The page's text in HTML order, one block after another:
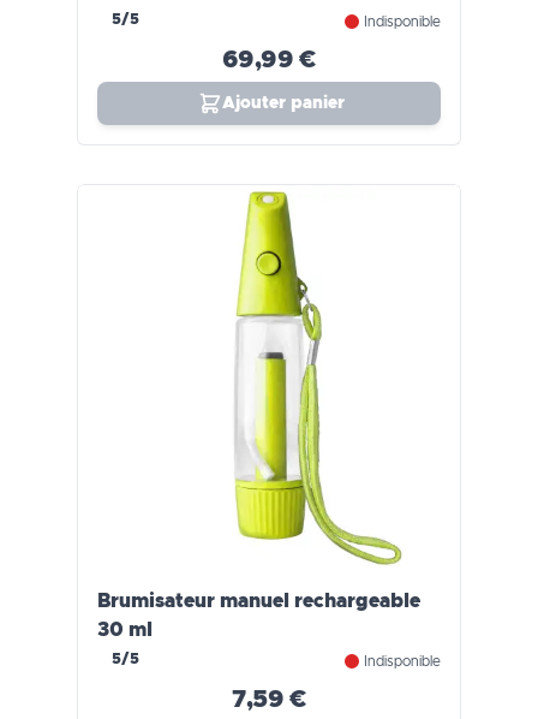
5/5 Indisponible
69,99 €
Ajouter panier
Brumisateur manuel rechargeable
30 ml
5/5 Indisponible
7,59 €